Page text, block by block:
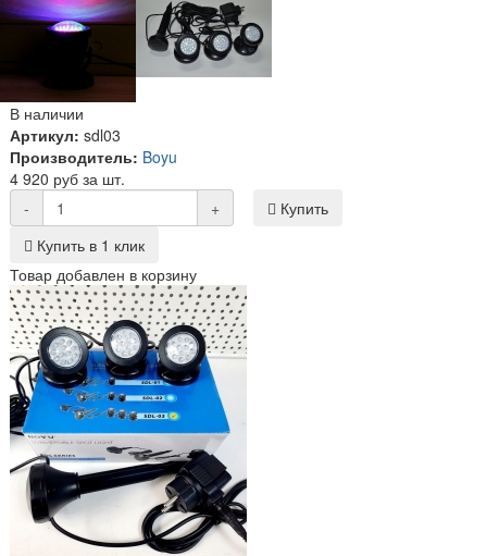
В наличии
Артикул: sdl03
Производитель: Boyu
4 920 руб за шт.
-
+
Купить
Купить в 1 клик
Товар добавлен в корзину